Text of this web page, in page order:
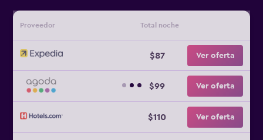
Proveedor Total noche
$87 Ver oferta
$99 Ver oferta
$110 Ver oferta